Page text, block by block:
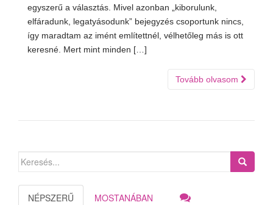
egyszerű a választás. Mivel azonban „kiborulunk,
elfáradunk, legatyásodunk” bejegyzés csoportunk nincs,
így maradtam az imént említettnél, vélhetőleg más is ott
keresné. Mert mint minden […]
Tovább olvasom
Search
NÉPSZERŰ MOSTANÁBAN